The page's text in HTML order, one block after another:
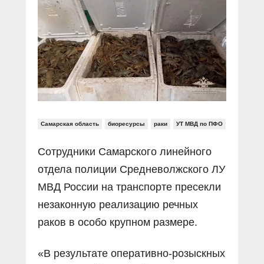
Социальные ролики
Документальные фильмы
Прямой разговор
В знании сила
Специальный репортаж
КиберПОСТОВОЙ
Газета «Щит и меч»
Журнал «Полиция России»
О ПОРТАЛЕ
Контакты
Вакансии
Самарская область биоресурсы раки УТ МВД по ПФО
Сотрудники Самарского линейного
отдела полиции Средневолжского ЛУ
МВД России на транспорте пресекли
незаконную реализацию речных
раков в особо крупном размере.
«В результате оперативно-розыскных